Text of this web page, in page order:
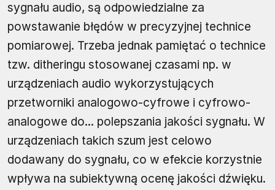
sygnału audio, są odpowiedzialne za
powstawanie błędów w precyzyjnej technice
pomiarowej. Trzeba jednak pamiętać o technice
tzw. ditheringu stosowanej czasami np. w
urządzeniach audio wykorzystujących
przetworniki analogowo-cyfrowe i cyfrowo-
analogowe do... polepszania jakości sygnału. W
urządzeniach takich szum jest celowo
dodawany do sygnału, co w efekcie korzystnie
wpływa na subiektywną ocenę jakości dźwięku.